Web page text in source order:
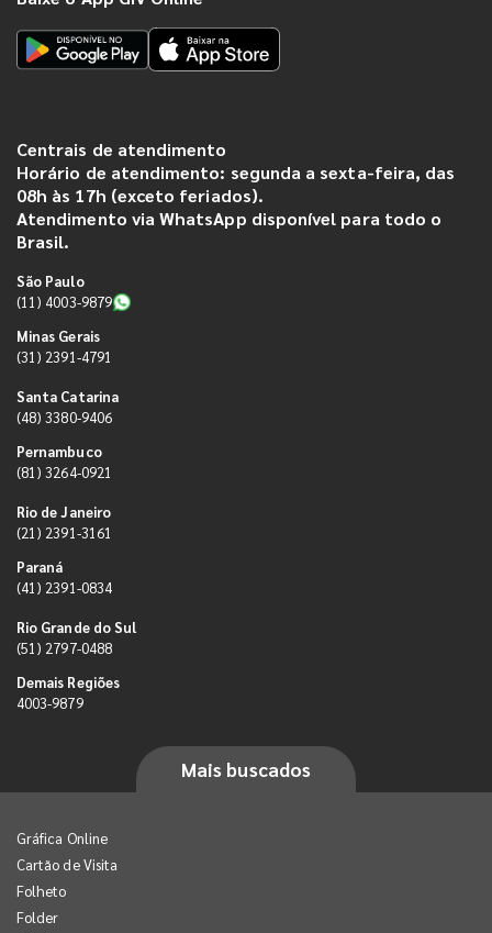
Centrais de atendimento
Horário de atendimento: segunda a sexta-feira, das
08h às 17h (exceto feriados).
Atendimento via WhatsApp disponível para todo o
Brasil.
São Paulo
(11) 4003-9879
Minas Gerais
(31) 2391-4791
Santa Catarina
(48) 3380-9406
Pernambuco
(81) 3264-0921
Rio de Janeiro
(21) 2391-3161
Paraná
(41) 2391-0834
Rio Grande do Sul
(51) 2797-0488
Demais Regiões
4003-9879
Mais buscados
Gráfica Online
Cartão de Visita
Folheto
Folder